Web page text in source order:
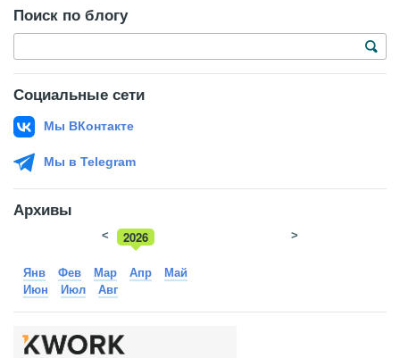
Поиск по блогу
Социальные сети
Мы ВКонтакте
Мы в Telegram
Архивы
2026
2025
< >
Янв Фев Мар Апр
Май
Июн
Июл Авг